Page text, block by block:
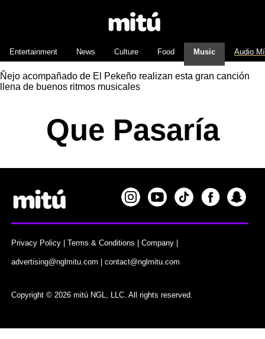
Entertainment News Culture Food Music Audio
Ñejo acompañado de El Pekeño realizan esta gran canción
llena de buenos ritmos musicales
Que Pasaría
Privacy Policy |Terms & Conditions |Company |
advertising@nglmitu.com |contact@nglmitu.com
Copyright © 2026 mitú NGL, LLC. All rights reserved.